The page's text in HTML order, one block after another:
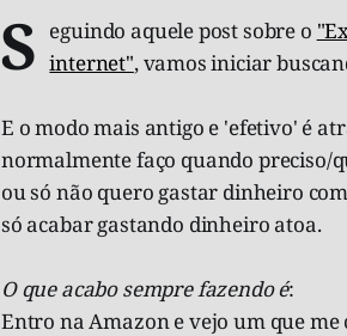
S eguindo aquele post sobre o
internet", vamos iniciar
E o modo mais antigo e 'efetivo' é
normalmente faço quando preciso/
ou só não quero gastar dinheiro
só acabar gastando dinheiro atoa.
O que acabo sempre fazendo é:
Entro na Amazon e vejo um que